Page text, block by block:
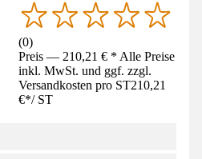
(0)
Preis — 210,21 € * Alle Preise
inkl. MwSt. und ggf. zzgl.
Versandkosten pro ST210,21
€*/ ST